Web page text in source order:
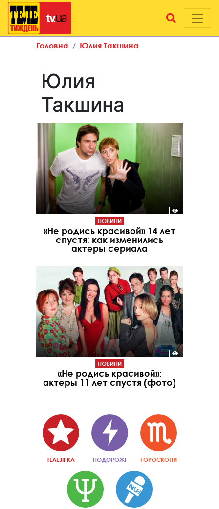
Головна Юлия Такшина
Юлия
Такшина
НОВИНИ
«Не родись красивой» 14 лет
спустя: как изменились
актеры сериала
НОВИНИ
«Не родись красивой»:
актеры 11 лет спустя (фото)
ТЕЛЕЗІРКА ПОДОРОЖІ ГОРОСКОПИ